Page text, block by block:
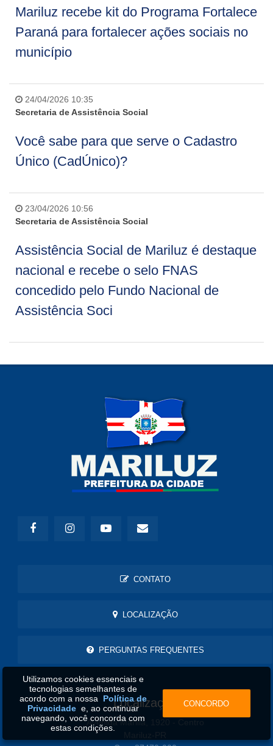
Mariluz recebe kit do Programa Fortalece
Paraná para fortalecer ações sociais no
município
24/04/2026 10:35
Secretaria de Assistência Social
Você sabe para que serve o Cadastro
Único (CadÚnico)?
23/04/2026 10:56
Secretaria de Assistência Social
Assistência Social de Mariluz é destaque
nacional e recebe o selo FNAS
concedido pelo Fundo Nacional de
Assistência Soci
CONTATO
LOCALIZAÇÃO
PERGUNTAS FREQUENTES
Localização
Avenida Marilia, 1920 - Centro
Utilizamos cookies essenciais e
tecnologias semelhantes de
acordo com a nossa Política de
Privacidadee, ao continuar
navegando, você concorda com
estas condições.
CONCORDO